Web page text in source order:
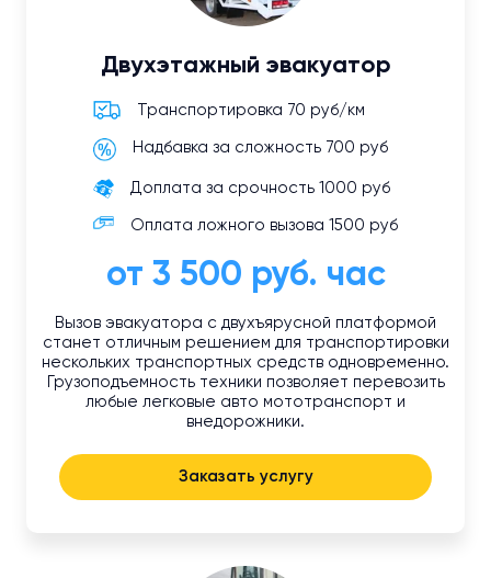
Двухэтажный эвакуатор
Транспортировка 70 руб/км
Надбавка за сложность 700 руб
Доплата за срочность 1000 руб
Оплата ложного вызова 1500 руб
от 3 500 руб. час
Вызов эвакуатора с двухъярусной платформой
станет отличным решением для транспортировки
нескольких транспортных средств одновременно.
Грузоподъемность техники позволяет перевозить
любые легковые авто мототранспорт и
внедорожники.
Заказать услугу